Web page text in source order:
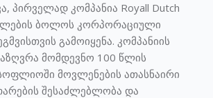
პირველად კომპანია Royall Dutch
წლების ბოლოს კორპორაციული
გამოიყენა. კომპანიის
მომდევნო 100 წლის
მოვლენების ათასნაირი
შესაძლებლობა და